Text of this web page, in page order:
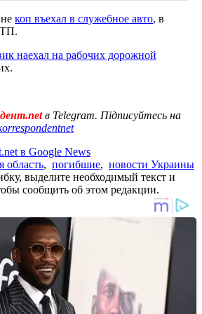
коп въехал в служебное авто, в
наехал на рабочих дорожной
в Telegram. Підписуйтесь на
в Google News
область, погибшие, новости Украины
выделите необходимый текст и
сообщить об этом редакции.